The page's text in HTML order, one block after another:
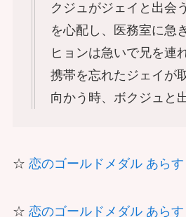
クジュがジェイと出会
を心配し、医務室に急
ヒョンは急いで兄を連
携帯を忘れたジェイが
向かう時、ボクジュと
☆ 恋のゴールドメダル あら
☆ 恋のゴールドメダル あら